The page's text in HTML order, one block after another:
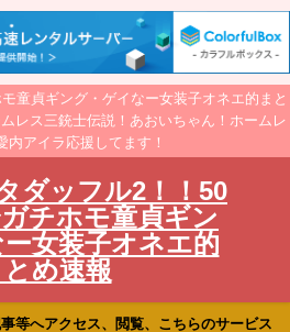
童貞ギング・ゲイなー女装子オネエ的まと
レス三銃士伝説！あおいちゃん！ホームレ
内アイラ応援してます！
ダッフル2！！50
チホモ童貞ギン
女装子オネエ的
とめ速報
等へアクセス、閲覧、こちらのサービス